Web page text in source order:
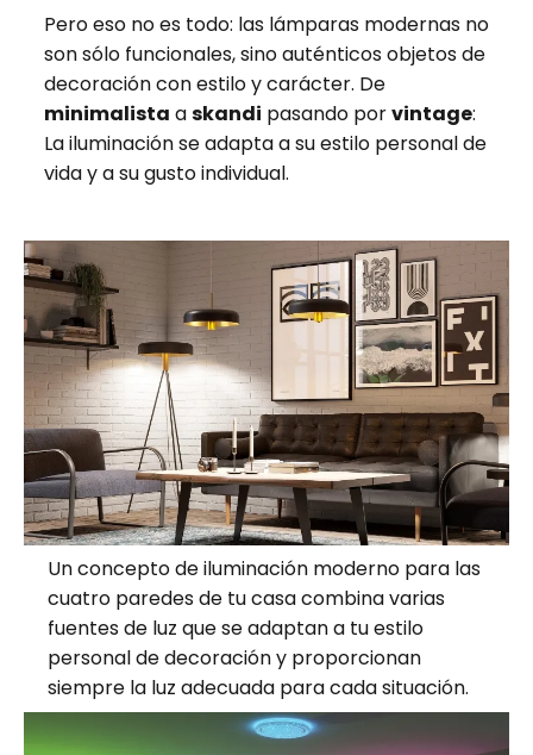
Pero eso no es todo: las lámparas modernas no
son sólo funcionales, sino auténticos objetos de
decoración con estilo y carácter. De
minimalista askandi pasando porvintage:
La iluminación se adapta a su estilo personal de
vida y a su gusto individual.
Un concepto de iluminación moderno para las
cuatro paredes de tu casa combina varias
fuentes de luz que se adaptan a tu estilo
personal de decoración y proporcionan
siempre la luz adecuada para cada situación.